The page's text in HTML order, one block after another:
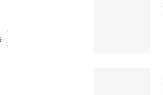
contacter